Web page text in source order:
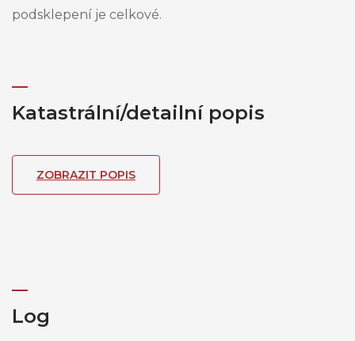
podsklepení je celkové.
Katastrální/detailní popis
ZOBRAZIT POPIS
Log